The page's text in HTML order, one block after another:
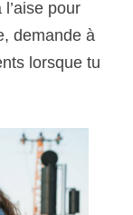
pour
demande à
lorsque tu